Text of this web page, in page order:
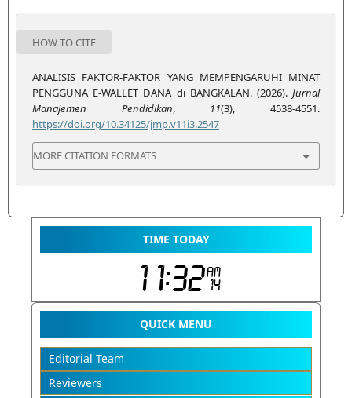
HOW TO CITE
ANALISIS FAKTOR-FAKTOR YANG MEMPENGARUHI MINAT
PENGGUNA E-WALLET DANA di BANGKALAN. (2026).Jurnal
Manajemen Pendidikan, 11(3), 4538-4551.
https://doi.org/10.34125/jmp.v11i3.2547
MORE CITATION FORMATS
TIME TODAY
QUICK MENU
Editorial Team
Reviewers